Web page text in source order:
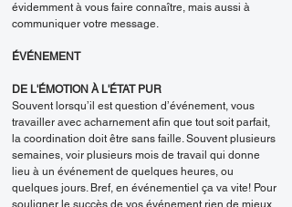
évidemment à vous faire connaître, mais aussi à
communiquer votre message.
ÉVÉNEMENT
DE L'ÉMOTION À L'ÉTAT PUR
Souvent lorsqu’il est question d’événement, vous
travailler avec acharnement afin que tout soit parfait,
la coordination doit être sans faille. Souvent plusieurs
semaines, voir plusieurs mois de travail qui donne
lieu à un événement de quelques heures, ou
quelques jours. Bref, en événementiel ça va vite! Pour
souligner le succès de vos événement rien de mieux